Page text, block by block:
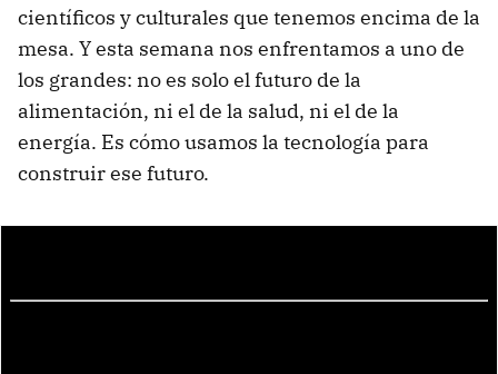
científicos y culturales que tenemos encima de la
mesa. Y esta semana nos enfrentamos a uno de
los grandes: no es solo el futuro de la
alimentación, ni el de la salud, ni el de la
energía. Es cómo usamos la tecnología para
construir ese futuro.